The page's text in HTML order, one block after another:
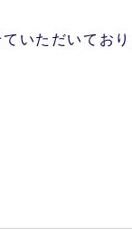
いただいており